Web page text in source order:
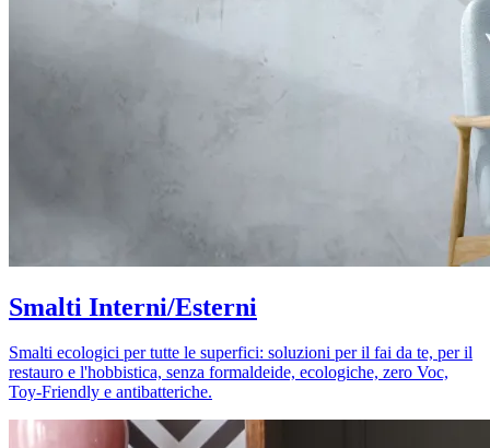
Smalti Interni/Esterni
Smalti ecologici per tutte le superfici: soluzioni per il fai da te, per il
restauro e l'hobbistica, senza formaldeide, ecologiche, zero Voc,
Toy-Friendly e antibatteriche.